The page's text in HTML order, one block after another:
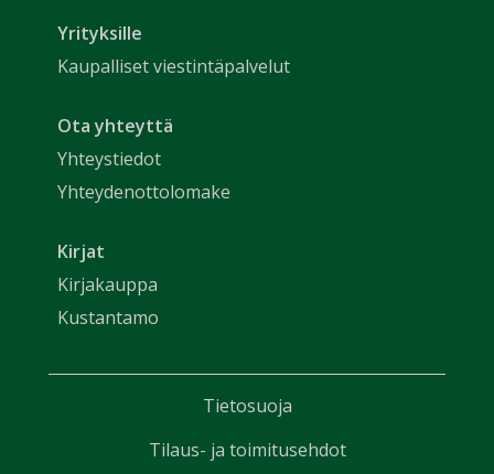
Yrityksille
Kaupalliset viestintäpalvelut
Ota yhteyttä
Yhteystiedot
Yhteydenottolomake
Kirjat
Kirjakauppa
Kustantamo
Tietosuoja
Tilaus- ja toimitusehdot